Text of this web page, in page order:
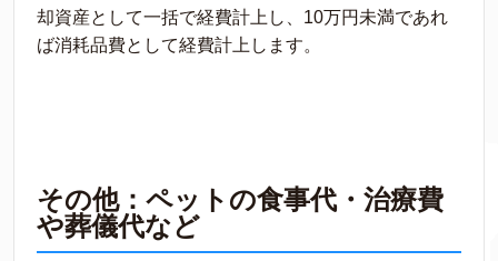
却資産として一括で経費計上し、10万円未満であれ
ば消耗品費として経費計上します。
その他：ペットの食事代・治療費
や葬儀代など